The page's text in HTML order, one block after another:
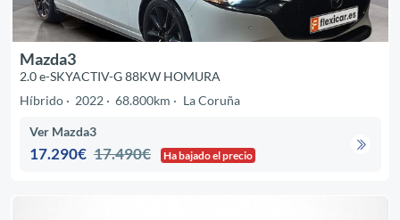
Mazda3
2.0 e-SKYACTIV-G 88KW HOMURA
Híbrido
2022 68.800km La Coruña
Ver Mazda3
17.290€ 17.490€ Ha bajado el precio